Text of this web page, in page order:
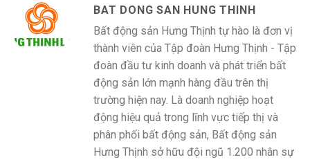
BAT DONG SAN HUNG THINH
Bất động sản Hưng Thịnh tự hào là đơn vị
thành viên của Tập đoàn Hưng Thịnh - Tập
đoàn đầu tư kinh doanh và phát triển bất
động sản lớn mạnh hàng đầu trên thị
trường hiện nay. Là doanh nghiệp hoạt
động hiệu quả trong lĩnh vực tiếp thị và
phân phối bất động sản, Bất động sản
Hưng Thịnh sở hữu đội ngũ 1.200 nhân sự